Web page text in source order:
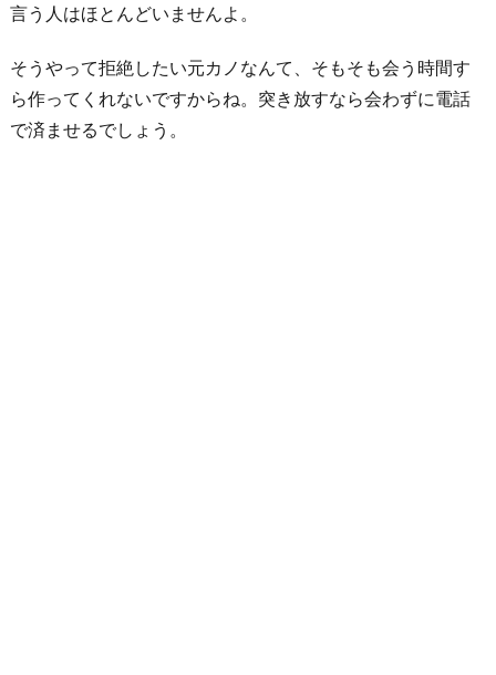
言う人はほとんどいませんよ。
そうやって拒絶したい元カノなんて、そもそも会う時間す
ら作ってくれないですからね。突き放すなら会わずに電話
で済ませるでしょう。